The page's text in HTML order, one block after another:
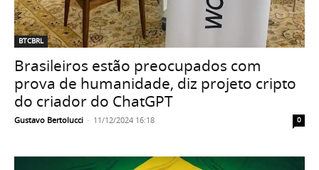
BTCBRL
Brasileiros estão preocupados com
prova de humanidade, diz projeto cripto
do criador do ChatGPT
Gustavo Bertolucci - 11/12/2024 16:18 0